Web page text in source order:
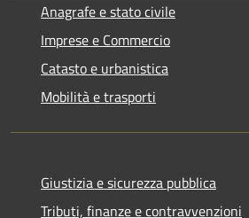
Anagrafe e stato civile
Imprese e Commercio
Catasto e urbanistica
Mobilità e trasporti
Giustizia e sicurezza pubblica
Tributi, finanze e contravvenzioni